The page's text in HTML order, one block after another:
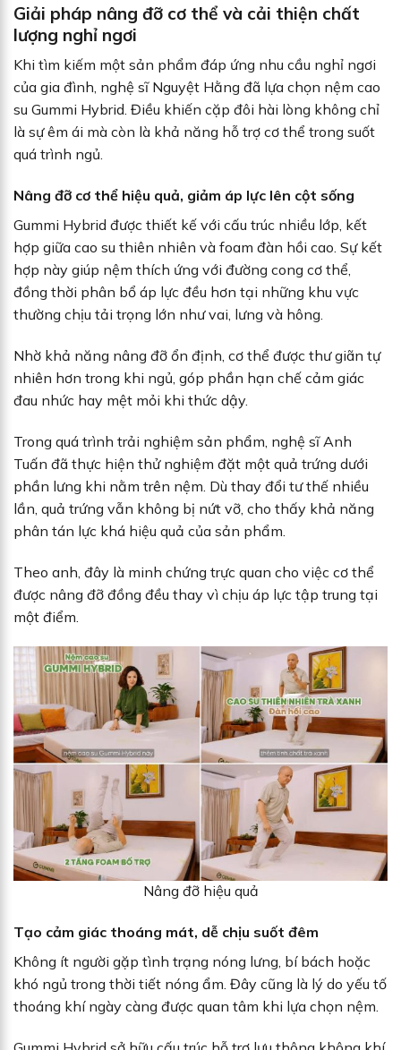
Giải pháp nâng đỡ cơ thể và cải thiện chất
lượng nghỉ ngơi
Khi tìm kiếm một sản phẩm đáp ứng nhu cầu nghỉ ngơi
của gia đình, nghệ sĩ Nguyệt Hằng đã lựa chọn nệm cao
su Gummi Hybrid. Điều khiến cặp đôi hài lòng không chỉ
là sự êm ái mà còn là khả năng hỗ trợ cơ thể trong suốt
quá trình ngủ.
Nâng đỡ cơ thể hiệu quả, giảm áp lực lên cột sống
Gummi Hybrid được thiết kế với cấu trúc nhiều lớp, kết
hợp giữa cao su thiên nhiên và foam đàn hồi cao. Sự kết
hợp này giúp nệm thích ứng với đường cong cơ thể,
đồng thời phân bổ áp lực đều hơn tại những khu vực
thường chịu tải trọng lớn như vai, lưng và hông.
Nhờ khả năng nâng đỡ ổn định, cơ thể được thư giãn tự
nhiên hơn trong khi ngủ, góp phần hạn chế cảm giác
đau nhức hay mệt mỏi khi thức dậy.
Trong quá trình trải nghiệm sản phẩm, nghệ sĩ Anh
Tuấn đã thực hiện thử nghiệm đặt một quả trứng dưới
phần lưng khi nằm trên nệm. Dù thay đổi tư thế nhiều
lần, quả trứng vẫn không bị nứt vỡ, cho thấy khả năng
phân tán lực khá hiệu quả của sản phẩm.
Theo anh, đây là minh chứng trực quan cho việc cơ thể
được nâng đỡ đồng đều thay vì chịu áp lực tập trung tại
một điểm.
Nâng đỡ hiệu quả
Tạo cảm giác thoáng mát, dễ chịu suốt đêm
Không ít người gặp tình trạng nóng lưng, bí bách hoặc
khó ngủ trong thời tiết nóng ẩm. Đây cũng là lý do yếu tố
thoáng khí ngày càng được quan tâm khi lựa chọn nệm.